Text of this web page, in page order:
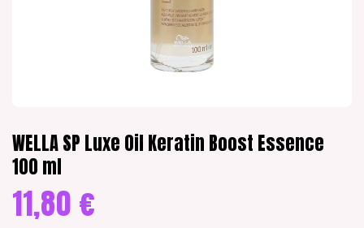
WELLA SP Luxe Oil Keratin Boost Essence
100 ml
11,80 €